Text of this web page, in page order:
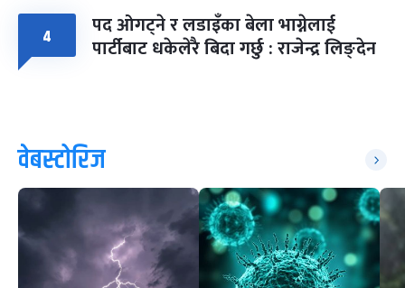
४ पद ओगट्ने र लडाइँका बेला भाग्नेलाई
पार्टीबाट धकेलेरै बिदा गर्छु : राजेन्द्र लिङ्देन
वेबस्टोरिज